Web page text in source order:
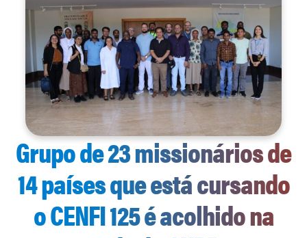
Grupo de 23 missionários de
14 países que está cursando
o CENFI 125 é acolhido na